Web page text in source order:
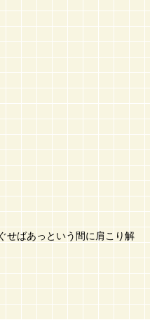
せばあっという間に肩こり解